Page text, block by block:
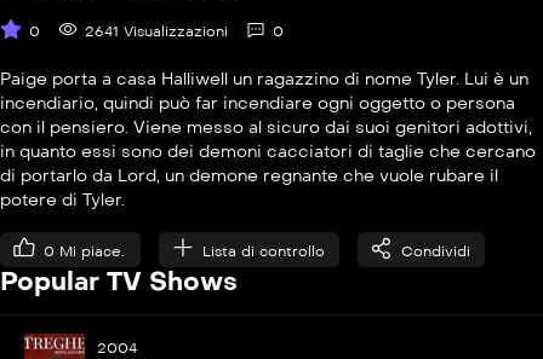
Salvate il soldato Leo
S04E18
Mordimi!
S04E19
Il Grimoire
S04E20
Lunga vita alla Regina
0 2641 Visualizzazioni 0
Paige porta a casa Halliwell un ragazzino di nome Tyler. Lui è un
incendiario, quindi può far incendiare ogni oggetto o persona
con il pensiero. Viene messo al sicuro dai suoi genitori adottivi,
in quanto essi sono dei demoni cacciatori di taglie che cercano
di portarlo da Lord, un demone regnante che vuole rubare il
potere di Tyler.
0 Mi piace. Lista di controllo Condividi
Popular TV Shows
2004